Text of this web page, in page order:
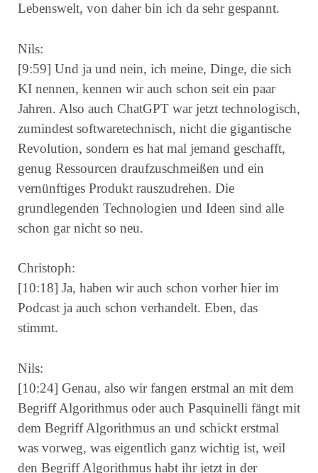
Lebenswelt, von daher bin ich da sehr gespannt.
Nils:
[9:59] Und ja und nein, ich meine, Dinge, die sich
KI nennen, kennen wir auch schon seit ein paar
Jahren. Also auch ChatGPT war jetzt technologisch,
zumindest softwaretechnisch, nicht die gigantische
Revolution, sondern es hat mal jemand geschafft,
genug Ressourcen draufzuschmeißen und ein
vernünftiges Produkt rauszudrehen. Die
grundlegenden Technologien und Ideen sind alle
schon gar nicht so neu.
Christoph:
[10:18] Ja, haben wir auch schon vorher hier im
Podcast ja auch schon verhandelt. Eben, das
stimmt.
Nils:
[10:24] Genau, also wir fangen erstmal an mit dem
Begriff Algorithmus oder auch Pasquinelli fängt mit
dem Begriff Algorithmus an und schickt erstmal
was vorweg, was eigentlich ganz wichtig ist, weil
den Begriff Algorithmus habt ihr jetzt in der